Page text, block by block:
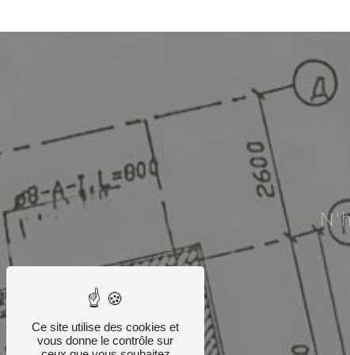
Ce site utilise des cookies et
vous donne le contrôle sur